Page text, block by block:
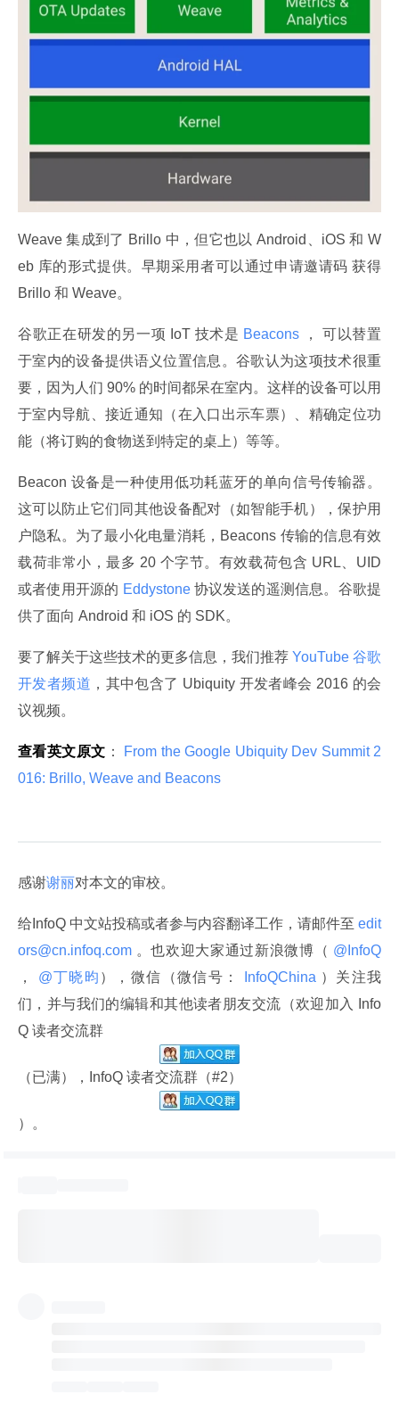
Weave 集成到了 Brillo 中，但它也以 Android、iOS 和 W
eb 库的形式提供。早期采用者可以通过申请邀请码 获得
Brillo 和 Weave。
谷歌正在研发的另一项 IoT 技术是 Beacons
， 可以替置
于室内的设备提供语义位置信息。谷歌认为这项技术很重
要，因为人们 90% 的时间都呆在室内。这样的设备可以用
于室内导航、接近通知（在入口出示车票）、精确定位功
能（将订购的食物送到特定的桌上）等等。
Beacon 设备是一种使用低功耗蓝牙的单向信号传输器。
这可以防止它们同其他设备配对（如智能手机），保护用
户隐私。为了最小化电量消耗，Beacons 传输的信息有效
载荷非常小，最多 20 个字节。有效载荷包含 URL、UID
或者使用开源的 Eddystone 协议发送的遥测信息。谷歌提
供了面向 Android 和 iOS 的 SDK。
要了解关于这些技术的更多信息，我们推荐 YouTube 谷歌
开发者频道 ，其中包含了 Ubiquity 开发者峰会 2016 的会
议视频。
查看英文原文 ：
From the Google Ubiquity Dev Summit 2
016: Brillo, Weave and Beacons
感谢谢丽对本文的审校。
给InfoQ 中文站投稿或者参与内容翻译工作，请邮件至 edit
ors@cn.infoq.com 。也欢迎大家通过新浪微博（
，
@丁晓昀 ），微信（微信号： InfoQChina ）关注我
们，并与我们的编辑和其他读者朋友交流（欢迎加入 Info
Q 读者交流群
（已满），InfoQ 读者交流群（#2）
）。